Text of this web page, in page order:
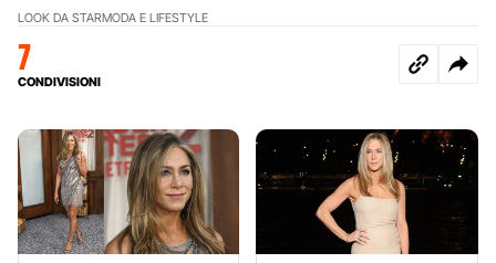
LOOK DA STARMODA E LIFESTYLE
7
CONDIVISIONI